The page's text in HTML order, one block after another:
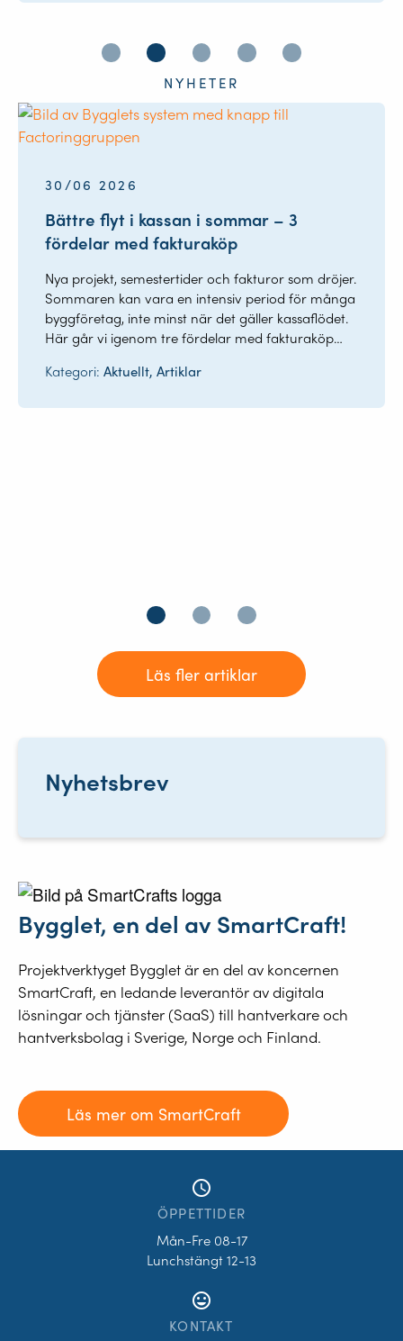
NYHETER
30/06 2026
Bättre flyt i kassan i sommar – 3
fördelar med fakturaköp
Nya projekt, semestertider och fakturor som dröjer.
Sommaren kan vara en intensiv period för många
byggföretag, inte minst när det gäller kassaflödet.
Här går vi igenom tre fördelar med fakturaköp…
Kategori:Aktuellt, Artiklar
22/06 2026
Så blev Bygglet hjärtat i Blarcks
verksamhet
Vanliga misstag med personalliggare
inom bygg – och hur du undviker dyra
avgifter
Att föra en korrekt personalliggare är ett lagkrav
på många byggarbetsplatser, men i praktiken är
det också ett område där många byggföretag gör
misstag. Det kan handla om allt från…
Kategori:Aktuellt
Läs fler artiklar
Nyhetsbrev
Bygglet, en del av SmartCraft!
Projektverktyget Bygglet är en del av koncernen
SmartCraft, en ledande leverantör av digitala
lösningar och tjänster (SaaS) till hantverkare och
hantverksbolag i Sverige, Norge och Finland.
Läs mer om SmartCraft
access_time
ÖPPETTIDER
Mån-Fre 08-17
Lunchstängt 12-13
tag_faces
KONTAKT